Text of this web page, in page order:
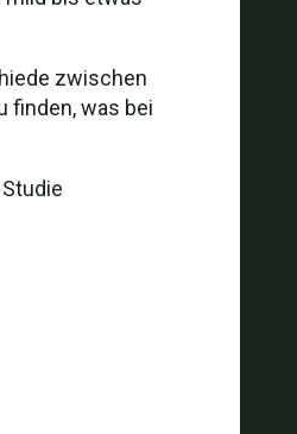
zwischen
finden, was bei